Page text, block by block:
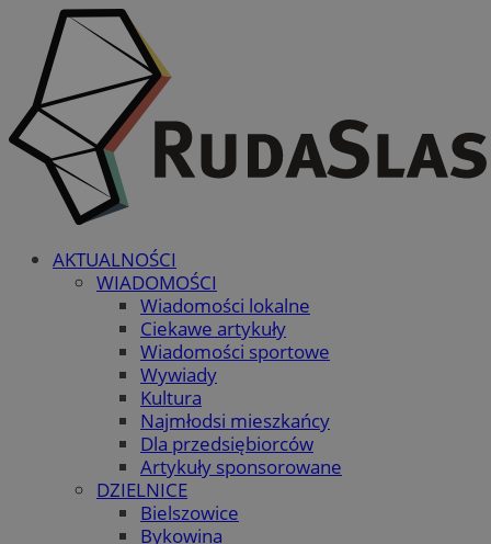
AKTUALNOŚCI
WIADOMOŚCI
Wiadomości lokalne
Ciekawe artykuły
Wiadomości sportowe
Wywiady
Kultura
Najmłodsi mieszkańcy
Dla przedsiębiorców
Artykuły sponsorowane
DZIELNICE
Bielszowice
Bykowina